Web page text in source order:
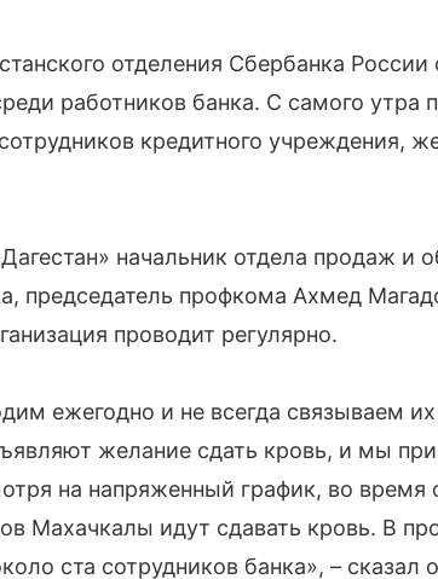
отделения Сбербанка России
работников банка. С самого утра
кредитного учреждения,
начальник отдела продаж и
председатель профкома Ахмед
проводит регулярно.
ежегодно и не всегда связываем
желание сдать кровь, и мы
на напряженный график, во время
Махачкалы идут сдавать кровь. В
ста сотрудников банка», – сказал